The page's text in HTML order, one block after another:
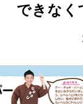
できなく